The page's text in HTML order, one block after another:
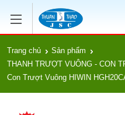
Trang chủ
Sản phẩm
THANH TRƯỢT VUÔNG - CON
Con Trượt Vuông HIWIN